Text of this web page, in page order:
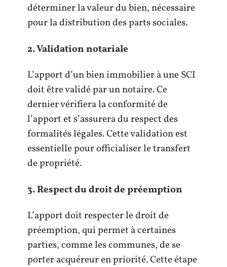
déterminer la valeur du bien, nécessaire
pour la distribution des parts sociales.
2. Validation notariale
L’apport d’un bien immobilier à une SCI
doit être validé par un notaire. Ce
dernier vérifiera la conformité de
l’apport et s’assurera du respect des
formalités légales. Cette validation est
essentielle pour officialiser le transfert
de propriété.
3. Respect du droit de préemption
L’apport doit respecter le droit de
préemption, qui permet à certaines
parties, comme les communes, de se
porter acquéreur en priorité. Cette étape